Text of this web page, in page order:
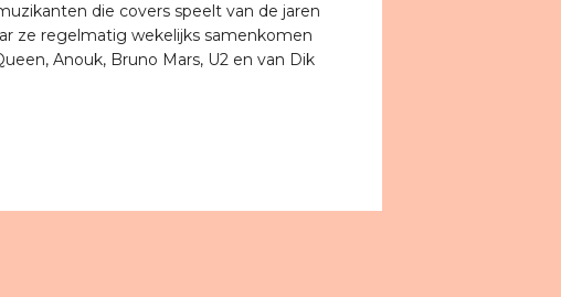
die covers speelt van de jaren
ze regelmatig wekelijks samenkomen
Anouk, Bruno Mars, U2 en van Dik